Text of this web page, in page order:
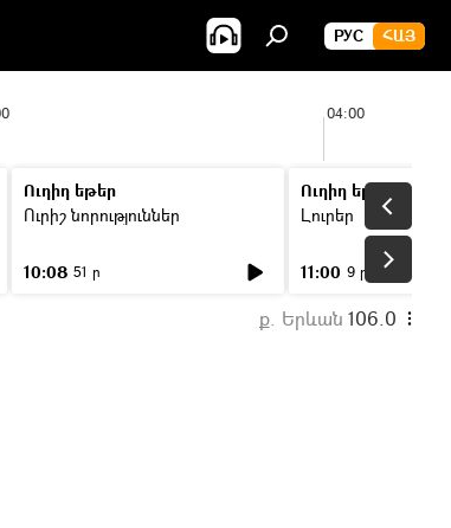
РУС ՀԱՅ
04:00
Ուղիղ եթեր
Ուրիշ նորություններ
10:08 51 ր
Ուղիղ եթեր
Լուրեր
11:00 9 ր
ք. Երևան 106.0